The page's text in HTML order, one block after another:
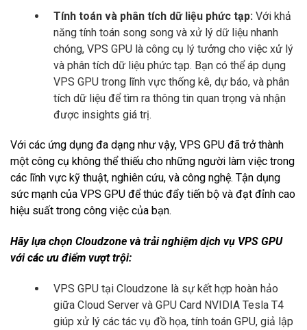
Tính toán và phân tích dữ liệu phức tạp: Với khả
năng tính toán song song và xử lý dữ liệu nhanh
chóng, VPS GPU là công cụ lý tưởng cho việc xử lý
và phân tích dữ liệu phức tạp. Bạn có thể áp dụng
VPS GPU trong lĩnh vực thống kê, dự báo, và phân
tích dữ liệu để tìm ra thông tin quan trọng và nhận
được insights giá trị.
Với các ứng dụng đa dạng như vậy, VPS GPU đã trở thành
một công cụ không thể thiếu cho những người làm việc trong
các lĩnh vực kỹ thuật, nghiên cứu, và công nghệ. Tận dụng
sức mạnh của VPS GPU để thúc đẩy tiến bộ và đạt đỉnh cao
hiệu suất trong công việc của bạn.
Hãy lựa chọn Cloudzone và trải nghiệm dịch vụ VPS GPU
với các ưu điểm vượt trội:
VPS GPU tại Cloudzone là sự kết hợp hoàn hảo
giữa Cloud Server và GPU Card NVIDIA Tesla T4
giúp xử lý các tác vụ đồ họa, tính toán GPU, giả lập